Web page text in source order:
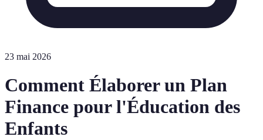
23 mai 2026
Comment Élaborer un Plan
Finance pour l'Éducation des
Enfants